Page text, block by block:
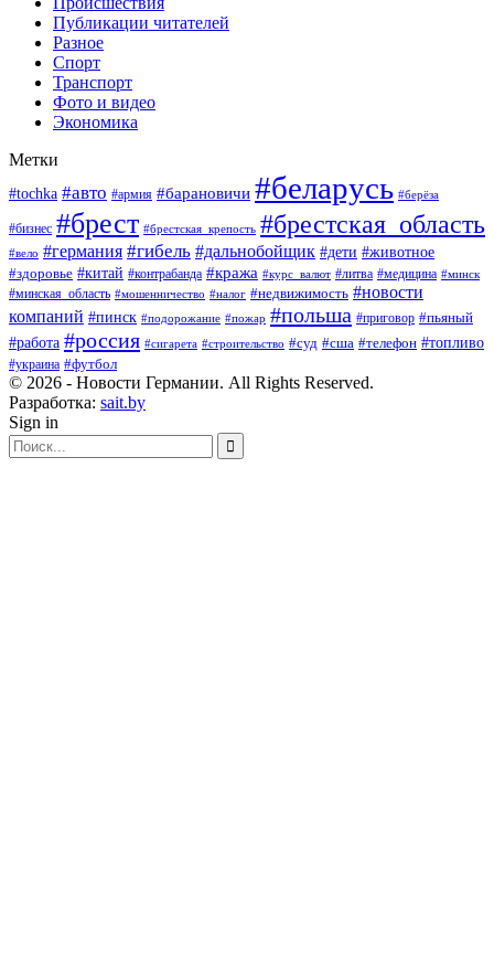
Публикации читателей
Разное
Спорт
Транспорт
Фото и видео
Экономика
Метки
#tochka #авто #армия #барановичи #беларусь #берёза
#бизнес #брест #брестская_крепость #брестская_область
#вело #германия #гибель #дальнобойщик #дети #животное
#здоровье #китай #контрабанда #кража #курс_валют #литва #медицина #минск
#минская_область #мошенничество #налог #недвижимость #новости
компаний #пинск #подорожание #пожар #польша #приговор #пьяный
#работа #россия #сигарета #строительство #суд #сша #телефон #топливо
#украина #футбол
© 2026 - Новости Германии. All Rights Reserved.
Разработка: sait.by
Sign in